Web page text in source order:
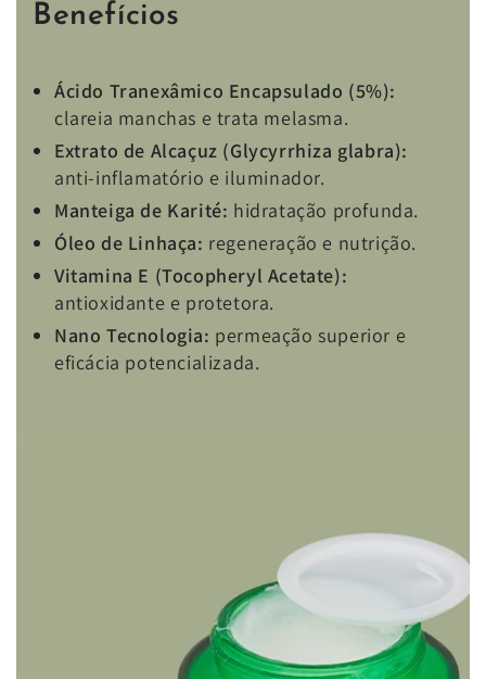
Benefícios
Ácido Tranexâmico Encapsulado (5%):
clareia manchas e trata melasma.
Extrato de Alcaçuz (Glycyrrhiza glabra):
anti-inflamatório e iluminador.
Manteiga de Karité: hidratação profunda.
Óleo de Linhaça: regeneração e nutrição.
Vitamina E (Tocopheryl Acetate):
antioxidante e protetora.
Nano Tecnologia: permeação superior e
eficácia potencializada.